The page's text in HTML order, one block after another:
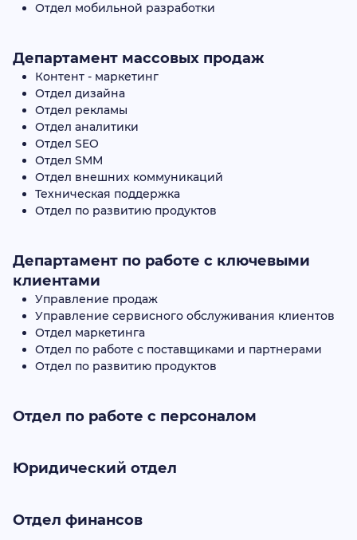
Отдел мобильной разработки
Департамент массовых продаж
Контент - маркетинг
Отдел дизайна
Отдел рекламы
Отдел аналитики
Отдел SEO
Отдел SMM
Отдел внешних коммуникаций
Техническая поддержка
Отдел по развитию продуктов
Департамент по работе с ключевыми
клиентами
Управление продаж
Управление сервисного обслуживания клиентов
Отдел маркетинга
Отдел по работе с поставщиками и партнерами
Отдел по развитию продуктов
Отдел по работе с персоналом
Юридический отдел
Отдел финансов